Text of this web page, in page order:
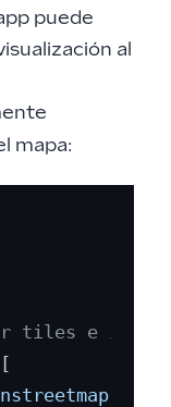
puede
al
mapa:
tiles e